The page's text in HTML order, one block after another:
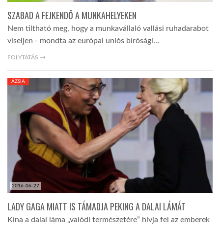
SZABAD A FEJKENDŐ A MUNKAHELYEKEN
Nem tiltható meg, hogy a munkavállaló vallási ruhadarabot
viseljen - mondta az európai uniós bírósági…
FOLYTATÁS →
2016-06-27
ÁZSIA
LADY GAGA MIATT IS TÁMADJA PEKING A DALAI LÁMÁT
Kína a dalai láma „valódi természetére” hívja fel az emberek